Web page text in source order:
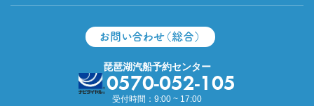
お問い合わせ（総合）
琵琶湖汽船予約センター
0570-052-105
受付時間：9:00 ~ 17:00